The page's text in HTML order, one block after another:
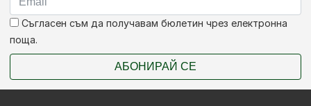
Съгласен съм да получавам бюлетин чрез електронна
поща.
АБОНИРАЙ СЕ